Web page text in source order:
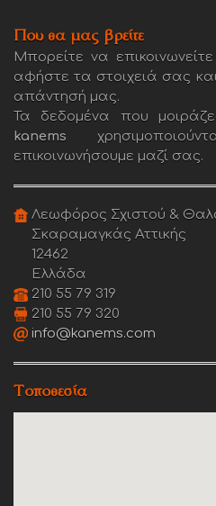
Που θα μας βρείτε
Μπορείτε να
αφήστε τα στοιχειά σας
απάντησή μας.
Τα δεδομένα που
kanems
επικοινωνήσουμε μαζί σας.
Λεωφόρος Σχιστού &
Σκαραμαγκάς Αττικής
12462
Ελλάδα
210 55 79 319
210 55 79 320
info@kanems.com
Τοποθεσία